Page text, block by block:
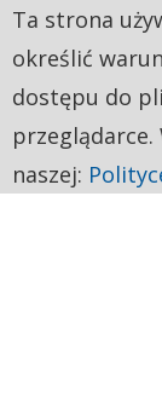
Ta strona
określić
dostępu do
naszej: